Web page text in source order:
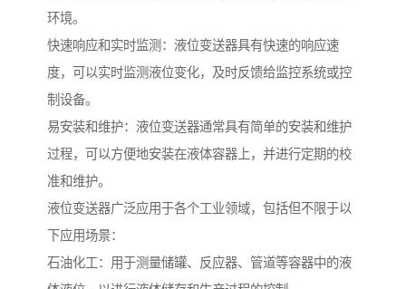
环境。
快速响应和实时监测：液位变送器具有快速的响应速
度，可以实时监测液位变化，及时反馈给监控系统或控
制设备。
易安装和维护：液位变送器通常具有简单的安装和维护
过程，可以方便地安装在液体容器上，并进行定期的校
准和维护。
液位变送器广泛应用于各个工业领域，包括但不限于以
下应用场景：
石油化工：用于测量储罐、反应器、管道等容器中的液